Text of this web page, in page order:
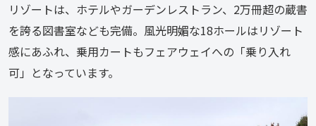
リゾートは、ホテルやガーデンレストラン、2万冊超の蔵書
を誇る図書室なども完備。風光明媚な18ホールはリゾート
感にあふれ、乗用カートもフェアウェイへの「乗り入れ
可」となっています。